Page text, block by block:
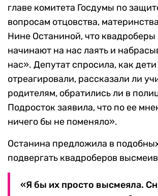
главе комитета Госдумы по
вопросам отцовства,
Нине Останиной, что квадроберы
начинают на нас лаять и
нас». Депутат спросила, как дети
отреагировали, рассказали ли
родителям, обратились ли в
Подросток заявила, что по ее
ничего бы не поменяло».
Останина предложила в
подвергать квадроберов
«Я бы их просто высмеяла.